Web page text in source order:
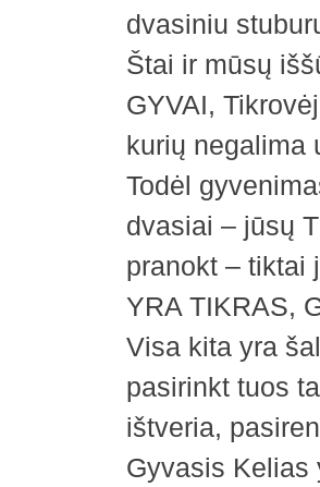
dvasiniu
Štai ir mūsų
GYVAI,
kurių negalima
Todėl
dvasiai – jūsų
pranokt – tiktai
YRA TIKRAS,
Visa kita yra
pasirinkt tuos
ištveria,
Gyvasis Kelias